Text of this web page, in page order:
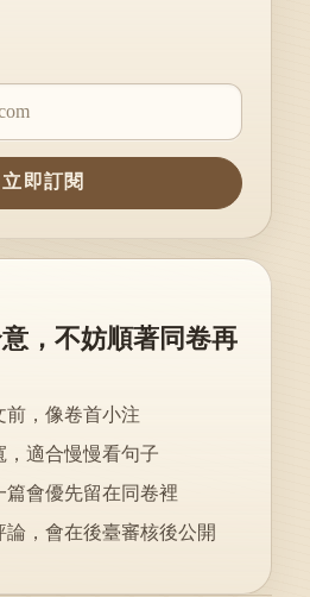
立即訂閱
，不妨順著同卷再
前，像卷首小注
，適合慢慢看句子
篇會優先留在同卷裡
論，會在後臺審核後公開